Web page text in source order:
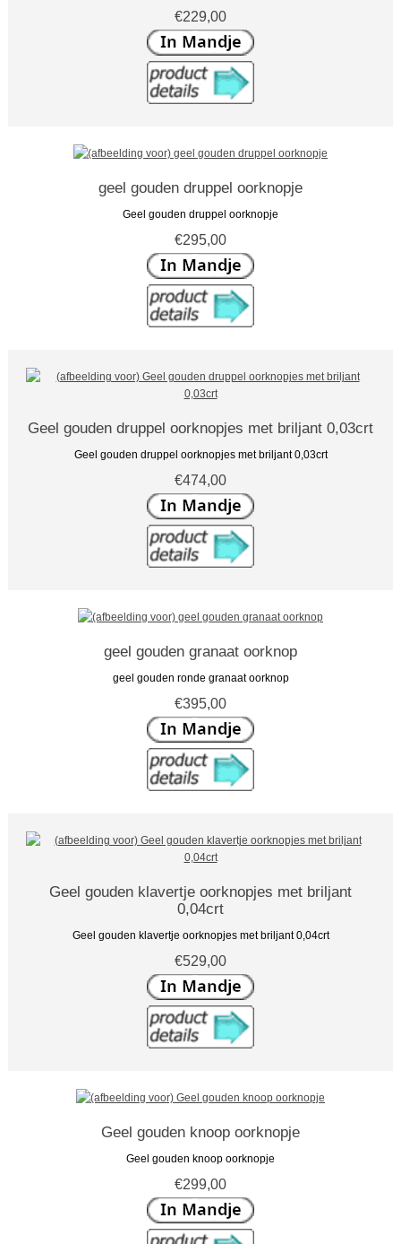
€229,00
geel gouden druppel oorknopje
Geel gouden druppel oorknopje
€295,00
Geel gouden druppel oorknopjes met briljant 0,03crt
Geel gouden druppel oorknopjes met briljant 0,03crt
€474,00
geel gouden granaat oorknop
geel gouden ronde granaat oorknop
€395,00
Geel gouden klavertje oorknopjes met briljant
0,04crt
Geel gouden klavertje oorknopjes met briljant 0,04crt
€529,00
Geel gouden knoop oorknopje
Geel gouden knoop oorknopje
€299,00